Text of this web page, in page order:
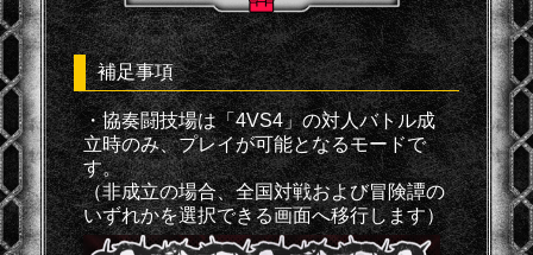
補足事項
・協奏闘技場は「4VS4」の対人バトル成
立時のみ、プレイが可能となるモードで
す。
（非成立の場合、全国対戦および冒険譚の
いずれかを選択できる画面へ移行します）